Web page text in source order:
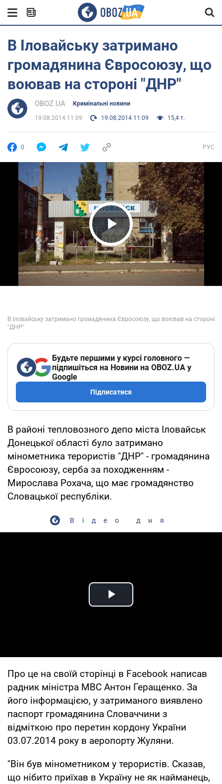
В Іловайську затримано
громадянина Євросоюзу, що
воював на стороні "ДНР"
OBOZ.UA Кримінальні новини
19.08.2014 11:09 19.08.2014 11:09 15,4 т.
0 РУС
Play Video
Будьте першими у курсі головного —
підпишіться на Новини на OBOZ.UA у
Google
Підписатися
В районі тепловозного депо міста Іловайськ
Донецької області було затримано
мінометника терористів "ДНР" - громадянина
Євросоюзу, серба за походженням -
Мирослава Рохача, що має громадянство
Словацької республіки.
Відео дня
Play Video
Про це на своїй сторінці в Facebook написав
радник міністра МВС Антон Геращенко. За
його інформацією, у затриманого виявлено
паспорт громадянина Словаччини з
відміткою про перетин кордону України
03.07.2014 року в аеропорту Жуляни.
"Він був мінометником у терористів. Сказав,
що нібито приїхав в Україну не як найманець,